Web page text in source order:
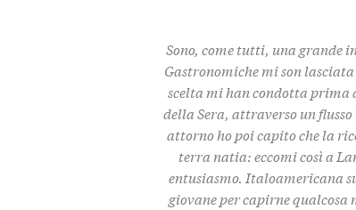
Sono, come tutti, una grande
Gastronomiche mi son
scelta mi han condotta prima
della Sera, attraverso un
attorno ho poi capito che la
terra natia: eccomi così a
entusiasmo. Italoamericana
giovane per capirne